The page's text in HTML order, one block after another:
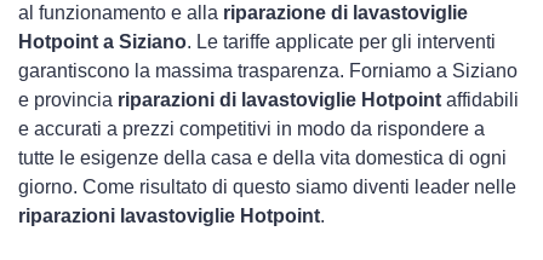
al funzionamento e alla riparazione di lavastoviglie
Hotpoint a Siziano. Le tariffe applicate per gli interventi
garantiscono la massima trasparenza. Forniamo a Siziano
e provincia riparazioni di lavastoviglie Hotpoint affidabili
e accurati a prezzi competitivi in modo da rispondere a
tutte le esigenze della casa e della vita domestica di ogni
giorno. Come risultato di questo siamo diventi leader nelle
riparazioni lavastoviglie Hotpoint.